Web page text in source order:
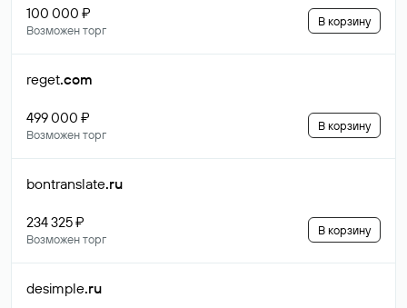
100 000 ₽
Возможен торг
В корзину
reget.com
499 000 ₽
Возможен торг
В корзину
bontranslate.ru
234 325 ₽
Возможен торг
В корзину
desimple.ru